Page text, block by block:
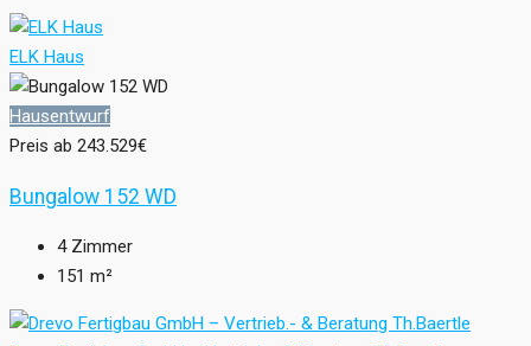
ELK Haus
Hausentwurf
Preis ab 243.529€
Bungalow 152 WD
4 Zimmer
151 m²